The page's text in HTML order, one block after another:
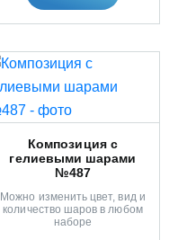
Композиция с
гелиевыми шарами
№487
Можно изменить цвет, вид и
количество шаров в любом
наборе